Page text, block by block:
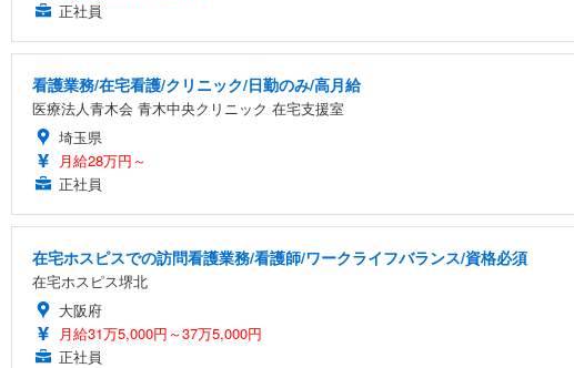
正社員
看護業務/在宅看護/クリニック/日勤のみ/高月給
医療法人青木会 青木中央クリニック 在宅支援室
埼玉県
月給28万円～
正社員
在宅ホスピスでの訪問看護業務/看護師/ワークライフバランス/資格必須
在宅ホスピス堺北
大阪府
月給31万5,000円～37万5,000円
正社員